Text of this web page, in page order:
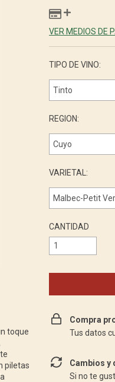
toque
piletas
VER MEDIOS DE
TIPO DE VINO:
REGION:
VARIETAL:
CANTIDAD
Compra
Tus datos
Cambios y
Si no te